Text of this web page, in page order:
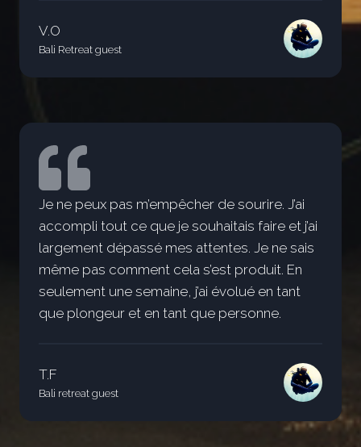
V.O
Bali Retreat guest
Je ne peux pas m’empêcher de sourire. J’ai
accompli tout ce que je souhaitais faire et j’ai
largement dépassé mes attentes. Je ne sais
même pas comment cela s’est produit. En
seulement une semaine, j’ai évolué en tant
que plongeur et en tant que personne.
T.F
Bali retreat guest